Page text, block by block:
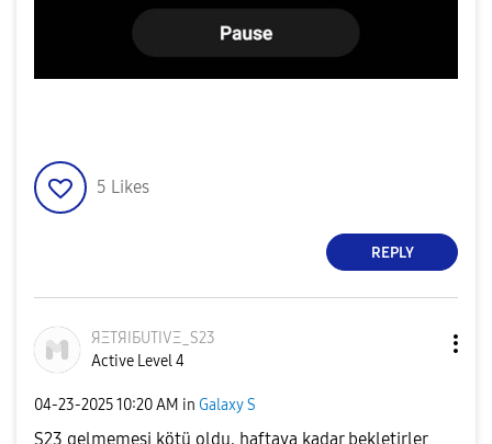
5 Likes
REPLY
ЯΞТЯIБUТIVΞ_S23
Active Level 4
‎04-23-202510:20 AM in Galaxy S
S23 gelmemesi kötü oldu, haftaya kadar bekletirler